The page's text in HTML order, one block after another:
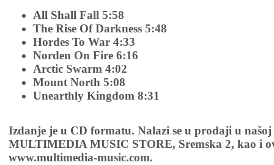
All Shall Fall 5:58
The Rise Of Darkness 5:48
Hordes To War 4:33
Norden On Fire 6:16
Arctic Swarm 4:02
Mount North 5:08
Unearthly Kingdom 8:31
Izdanje je u CD formatu. Nalazi se u prodaji u
MULTIMEDIA MUSIC STORE, Sremska 2, kao i
www.multimedia-music.com.